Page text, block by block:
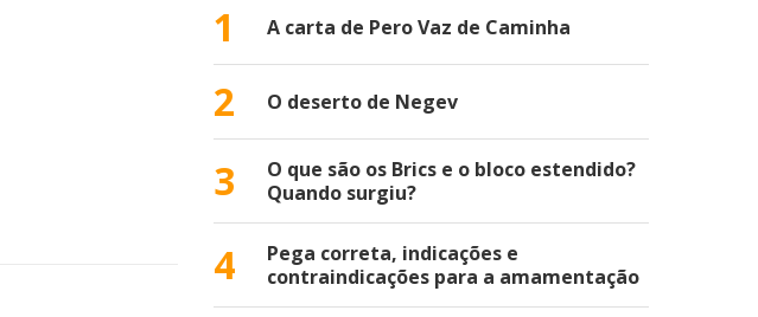
1 A carta de Pero Vaz de Caminha
2 O deserto de Negev
3
O que são os Brics e o bloco estendido?
Quando surgiu?
4
Pega correta, indicações e
contraindicações para a amamentação